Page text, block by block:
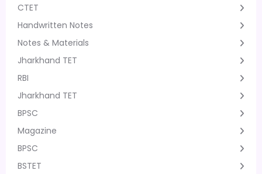
CTET
Handwritten Notes
Notes & Materials
Jharkhand TET
RBI
Jharkhand TET
BPSC
Magazine
BPSC
BSTET